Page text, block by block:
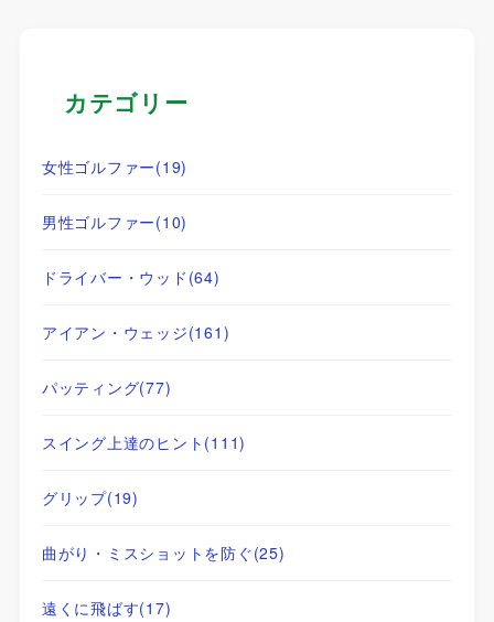
カテゴリー
女性ゴルファー(19)
男性ゴルファー(10)
ドライバー・ウッド (64)
アイアン・ウェッジ(161)
パッティング(77)
スイング上達のヒント (111)
グリップ(19)
曲がり・ミスショットを防ぐ(25)
遠くに飛ばす(17)